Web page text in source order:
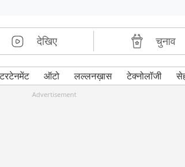
देखिए चुनाव
ऑटो लल्लनख़ास टेक्नोलॉजी
Advertisement